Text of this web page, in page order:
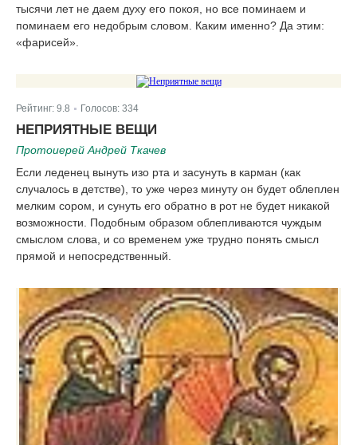
тысячи лет не даем духу его покоя, но все поминаем и
поминаем его недобрым словом. Каким именно? Да этим:
«фарисей».
Рейтинг: 9.8 Голосов: 334
НЕПРИЯТНЫЕ ВЕЩИ
Протоиерей Андрей Ткачев
Если леденец вынуть изо рта и засунуть в карман (как
случалось в детстве), то уже через минуту он будет облеплен
мелким сором, и сунуть его обратно в рот не будет никакой
возможности. Подобным образом облепливаются чуждым
смыслом слова, и со временем уже трудно понять смысл
прямой и непосредственный.